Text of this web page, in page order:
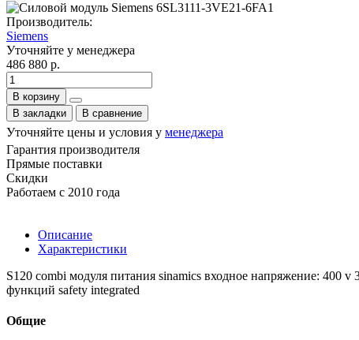
Производитель:
Siemens
Уточняйте у менеджера
486 880 р.
В корзину
В закладки
В сравнение
Уточняйте цены и условия у менеджера
Гарантия производителя
Прямые поставки
Скидки
Работаем с 2010 года
Описание
Характеристики
S120 combi модуля питания sinamics входное напряжение: 400
функций safety integrated
Общие